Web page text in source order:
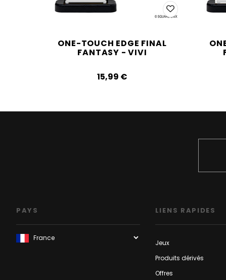
ONE-TOUCH EDGE FINAL
FANTASY - VIVI
15,99‎ ‎€
PAYS LIENS RAPIDES
Jeux
Produits dérivés
Offres